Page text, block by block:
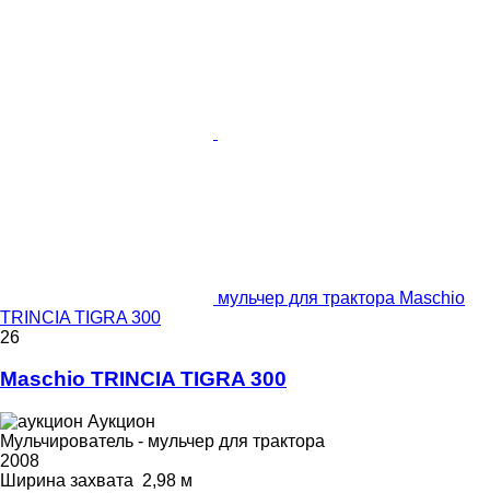
мульчер для трактора Maschio
TRINCIA TIGRA 300
26
Maschio TRINCIA TIGRA 300
Аукцион
Мульчирователь - мульчер для трактора
2008
Ширина захвата 2,98 м